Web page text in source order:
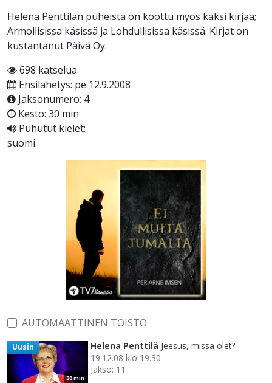
Helena Penttilän puheista on koottu myös kaksi kirjaa;
Armollisissa käsissä ja Lohdullisissa käsissä. Kirjat on
kustantanut Päivä Oy.
698 katselua
Ensilähetys: pe 12.9.2008
Jaksonumero: 4
Kesto: 30 min
Puhutut kielet:
suomi
AUTOMAATTINEN TOISTO
30 min
Uusin Helena Penttilä Jeesus, missä olet?
19.12.08 klo 19.30
Jakso: 11